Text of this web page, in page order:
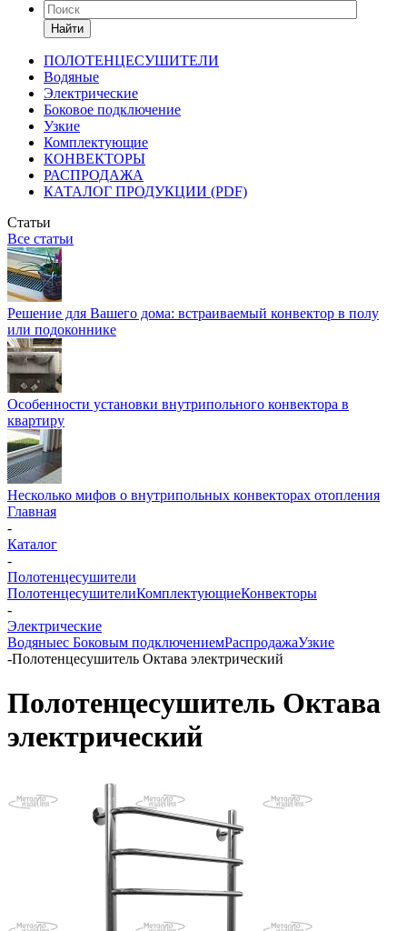
Найти
ПОЛОТЕНЦЕСУШИТЕЛИ
Водяные
Электрические
Боковое подключение
Узкие
Комплектующие
КОНВЕКТОРЫ
РАСПРОДАЖА
КАТАЛОГ ПРОДУКЦИИ (PDF)
Статьи
Все статьи
Решение для Вашего дома: встраиваемый конвектор в полу
или подоконнике
Особенности установки внутрипольного конвектора в
квартиру
Несколько мифов о внутрипольных конвекторах отопления
Главная
-
Каталог
-
Полотенцесушители
ПолотенцесушителиКомплектующиеКонвекторы
-
Электрические
Водяныес Боковым подключениемРаспродажаУзкие
-Полотенцесушитель Октава электрический
Полотенцесушитель Октава
электрический